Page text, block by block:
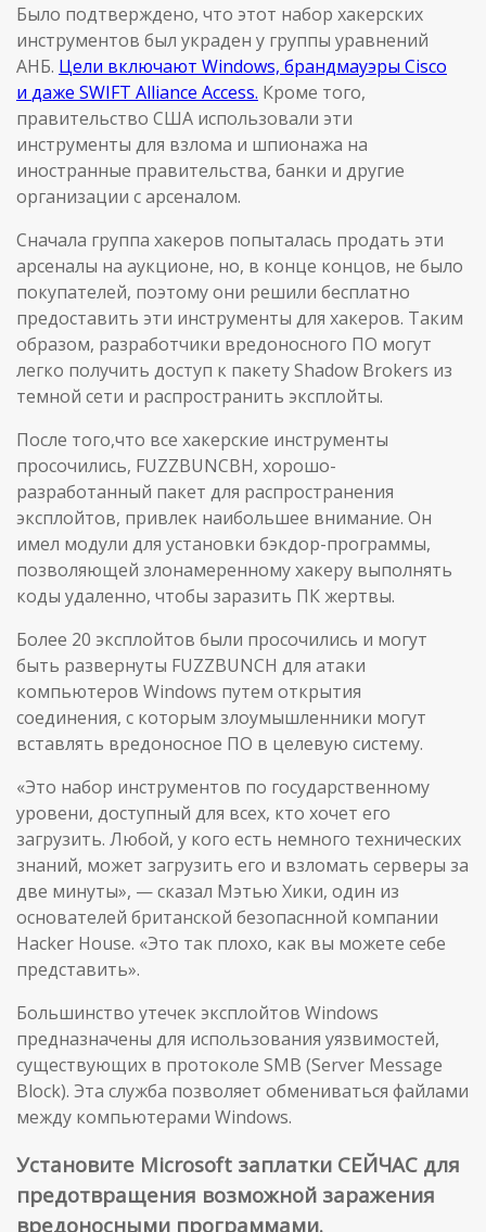
Было подтверждено, что этот набор хакерских
инструментов был украден у группы уравнений
АНБ. Цели включают Windows, брандмауэры Cisco
и даже SWIFT Alliance Access. Кроме того,
правительство США использовали эти
инструменты для взлома и шпионажа на
иностранные правительства, банки и другие
организации с арсеналом.
Сначала группа хакеров попыталась продать эти
арсеналы на аукционе, но, в конце концов, не было
покупателей, поэтому они решили бесплатно
предоставить эти инструменты для хакеров. Таким
образом, разработчики вредоносного ПО могут
легко получить доступ к пакету Shadow Brokers из
темной сети и распространить эксплойты.
После того,что все хакерские инструменты
просочились, FUZZBUNCBH, хорошо-
разработанный пакет для распространения
эксплойтов, привлек наибольшее внимание. Он
имел модули для установки бэкдор-программы,
позволяющей злонамеренному хакеру выполнять
коды удаленно, чтобы заразить ПК жертвы.
Более 20 эксплойтов были просочились и могут
быть развернуты FUZZBUNCH для атаки
компьютеров Windows путем открытия
соединения, с которым злоумышленники могут
вставлять вредоносное ПО в целевую систему.
«Это набор инструментов по государственному
уровени, доступный для всех, кто хочет его
загрузить. Любой, у кого есть немного технических
знаний, может загрузить его и взломать серверы за
две минуты», — сказал Мэтью Хики, один из
основателей британской безопаснной компании
Hacker House. «Это так плохо, как вы можете себе
представить».
Большинство утечек эксплойтов Windows
предназначены для использования уязвимостей,
существующих в протоколе SMB (Server Message
Block). Эта служба позволяет обмениваться файлами
между компьютерами Windows.
Установите Microsoft заплатки СЕЙЧАС для
предотвращения возможной заражения
вредоносными программами.